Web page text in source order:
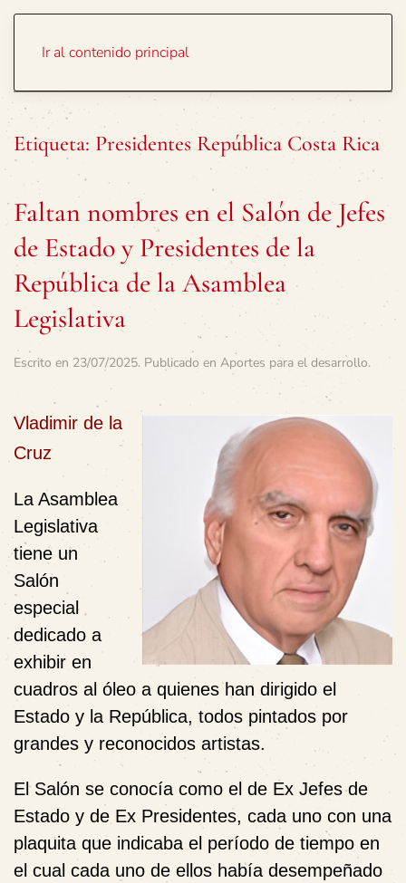
Ir al contenido principal
Etiqueta: Presidentes República Costa Rica
Faltan nombres en el Salón de Jefes
de Estado y Presidentes de la
República de la Asamblea
Legislativa
Escrito en 23/07/2025. Publicado en Aportes para el desarrollo.
Vladimir de la
Cruz
La Asamblea
Legislativa
tiene un
Salón
especial
dedicado a
exhibir en
cuadros al óleo a quienes han dirigido el
Estado y la República, todos pintados por
grandes y reconocidos artistas.
El Salón se conocía como el de Ex Jefes de
Estado y de Ex Presidentes, cada uno con una
plaquita que indicaba el período de tiempo en
el cual cada uno de ellos había desempeñado